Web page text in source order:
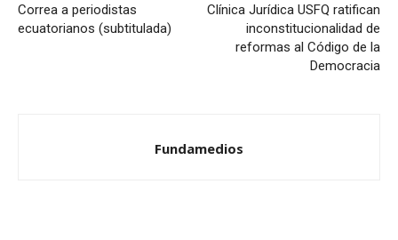
Correa a periodistas
ecuatorianos (subtitulada)
Clínica Jurídica USFQ ratifican
inconstitucionalidad de
reformas al Código de la
Democracia
Fundamedios